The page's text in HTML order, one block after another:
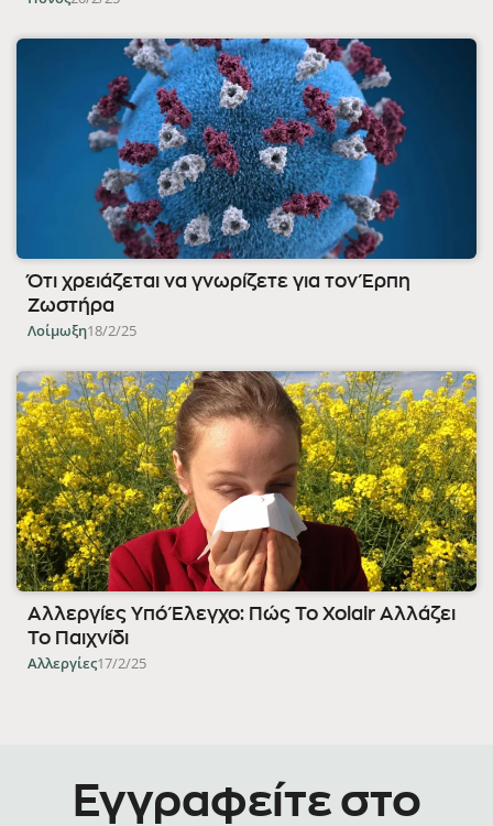
Ότι χρειάζεται να γνωρίζετε για τον Έρπη
Ζωστήρα
Λοίμωξη18/2/25
Αλλεργίες Υπό Έλεγχο: Πώς Το Xolair Αλλάζει
Το Παιχνίδι
Αλλεργίες17/2/25
Εγγραφείτε στο